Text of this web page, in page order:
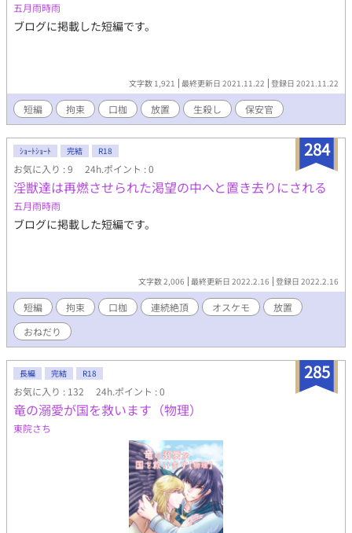
五月雨時雨
ブログに掲載した短編です。
文字数 1,921 最終更新日 2021.11.22 登録日 2021.11.22
短編 拘束 口枷 放置 生殺し 保安官
284
ｼｮｰﾄｼｮｰﾄ 完結 R18
お気に入り : 9 24h.ポイント : 0
淫獣達は再燃させられた渇望の中へと置き去りにされる
五月雨時雨
ブログに掲載した短編です。
文字数 2,006 最終更新日 2022.2.16 登録日 2022.2.16
短編 拘束 口枷 連続絶頂 オスケモ
放置
おねだり
285
長編 完結 R18
お気に入り : 132 24h.ポイント : 0
竜の溺愛が国を救います（物理）
東院さち